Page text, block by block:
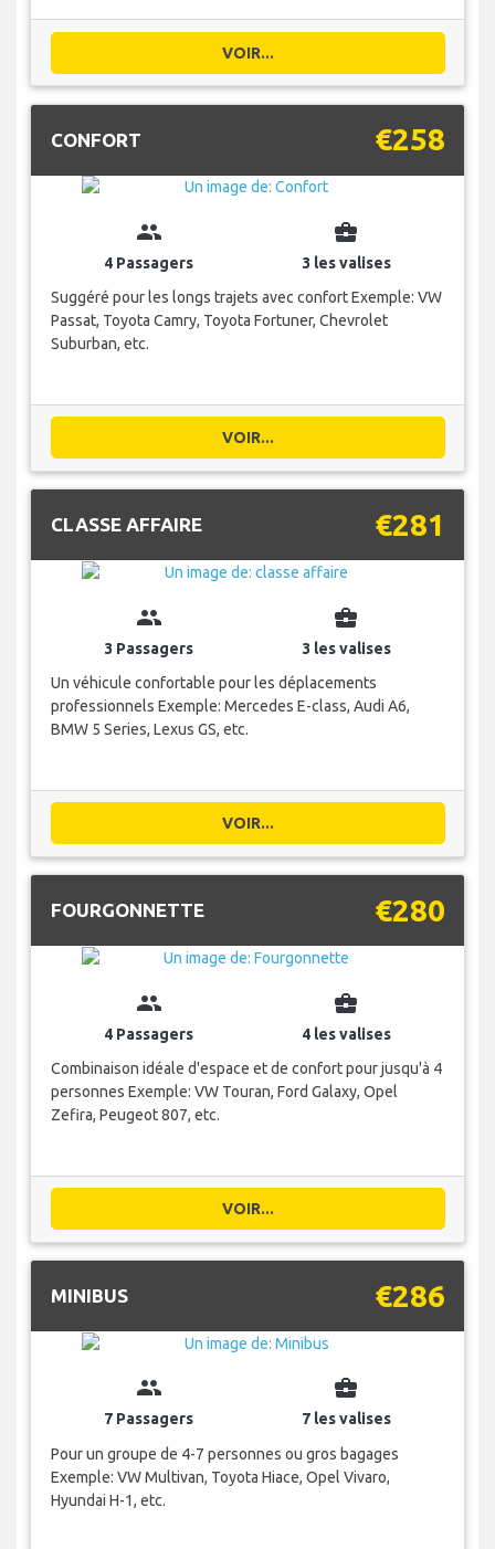
VOIR...
CONFORT €258
group
4 Passagers
business_center
3 les valises
Suggéré pour les longs trajets avec confort Exemple: VW
Passat, Toyota Camry, Toyota Fortuner, Chevrolet
Suburban, etc.
VOIR...
CLASSE AFFAIRE €281
group
3 Passagers
business_center
3 les valises
Un véhicule confortable pour les déplacements
professionnels Exemple: Mercedes E-class, Audi A6,
BMW 5 Series, Lexus GS, etc.
VOIR...
FOURGONNETTE €280
group
4 Passagers
business_center
4 les valises
Combinaison idéale d'espace et de confort pour jusqu'à 4
personnes Exemple: VW Touran, Ford Galaxy, Opel
Zefira, Peugeot 807, etc.
VOIR...
MINIBUS €286
group
7 Passagers
business_center
7 les valises
Pour un groupe de 4-7 personnes ou gros bagages
Exemple: VW Multivan, Toyota Hiace, Opel Vivaro,
Hyundai H-1, etc.